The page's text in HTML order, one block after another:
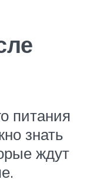
питания
знать
ждут